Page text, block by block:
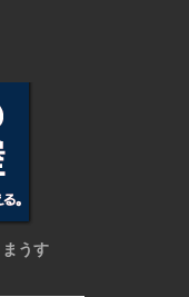
うす